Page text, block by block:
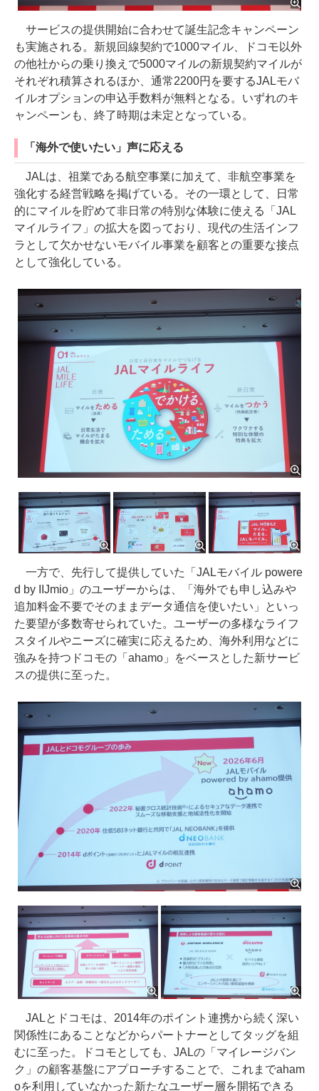
サービスの提供開始に合わせて誕生記念キャンペーン
も実施される。新規回線契約で1000マイル、ドコモ以外
の他社からの乗り換えで5000マイルの新規契約マイルが
それぞれ積算されるほか、通常2200円を要するJALモバ
イルオプションの申込手数料が無料となる。いずれのキ
ャンペーンも、終了時期は未定となっている。
「海外で使いたい」声に応える
JALは、祖業である航空事業に加えて、非航空事業を
強化する経営戦略を掲げている。その一環として、日常
的にマイルを貯めて非日常の特別な体験に使える「JAL
マイルライフ」の拡大を図っており、現代の生活インフ
ラとして欠かせないモバイル事業を顧客との重要な接点
として強化している。
一方で、先行して提供していた「JALモバイル powere
d by IIJmio」のユーザーからは、「海外でも申し込みや
追加料金不要でそのままデータ通信を使いたい」といっ
た要望が多数寄せられていた。ユーザーの多様なライフ
スタイルやニーズに確実に応えるため、海外利用などに
強みを持つドコモの「ahamo」をベースとした新サービ
スの提供に至った。
JALとドコモは、2014年のポイント連携から続く深い
関係性にあることなどからパートナーとしてタッグを組
むに至った。ドコモとしても、JALの「マイレージバン
ク」の顧客基盤にアプローチすることで、これまでaham
oを利用していなかった新たなユーザー層を開拓できる